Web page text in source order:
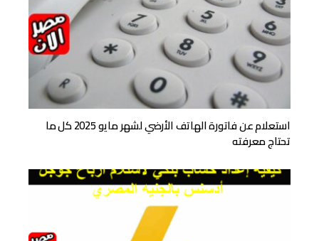
استعلام عن فاتورة الهاتف الأرضي لشهر مايو 2025 كل ما
تحتاج معرفته